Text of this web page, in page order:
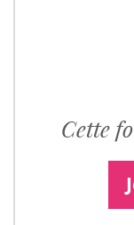
Cette